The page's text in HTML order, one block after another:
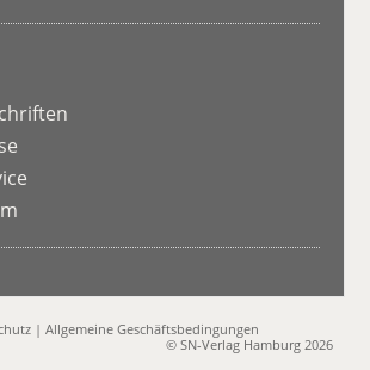
|Allgemeine Geschäftsbedingungen
© SN-Verlag Hamburg 2026